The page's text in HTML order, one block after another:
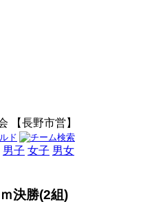
【長野市営】
男子 女子 男女
決勝(2組)